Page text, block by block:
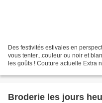
Des festivités estivales en
vous tenter...couleur ou noir et
les goûts ! Couture actuelle Extra
Broderie les jours